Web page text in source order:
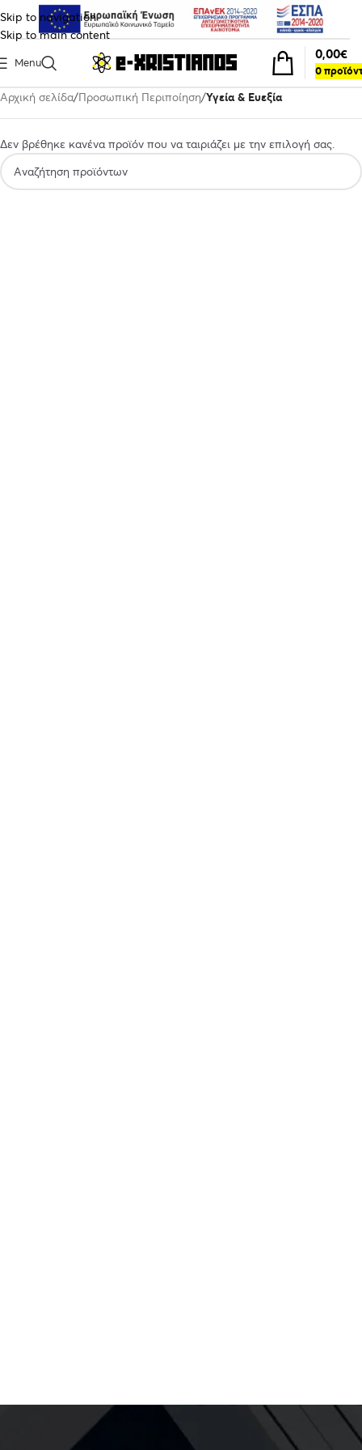
Skip to navigation
Skip to main content
Menu
0
0,00€
Αρχική σελίδα Προσωπική Περιποίηση Υγεία & Ευεξία
Δεν βρέθηκε κανένα προϊόν που να ταιριάζει με την επιλογή σας.